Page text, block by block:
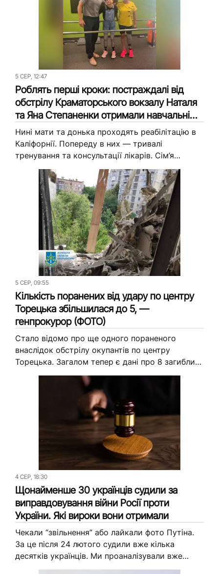
5 СЕР, 12:47
Роблять перші кроки: постраждалі від
обстрілу Краматорського вокзалу Наталя
та Яна Степаненки отримали навчальні
протези
Нині мати та донька проходять реабілітацію в
Каліфорнії. Попереду в них — тривалі
тренування та консультації лікарів. Сім’я
житиме в Америці близько року. За цей час
вони мають повноцінно стати...
5 СЕР, 09:55
Кількість поранених від удару по центру
Торецька збільшилася до 5, —
генпрокурор (ФОТО)
Стало відомо про ще одного пораненого
внаслідок обстрілу окупантів по центру
Торецька. Загалом тепер є дані про 8 загиблих
та 5 поранених, серед яких є троє дітей. Про
4 СЕР, 18:30
Щонайменше 30 українців судили за
виправдовування війни Росії проти
України. Які вироки вони отримали
Чекали “звільнення” або лайкали фото Путіна.
За це після 24 лютого судили вже кілька
десятків українців. Ми проаналізували вже
завершені справи та пошукали: чи покарали